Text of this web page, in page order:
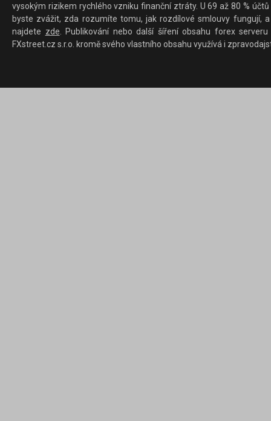
vysokým rizikem rychlého vzniku finanční ztráty. U 69 až 80 %
byste zvážit, zda rozumíte tomu, jak rozdílové smlouvy fungují,
najdete zde. Publikování nebo další šíření obsahu forex
FXstreet.cz s.r.o. kromě svého vlastního obsahu využívá i